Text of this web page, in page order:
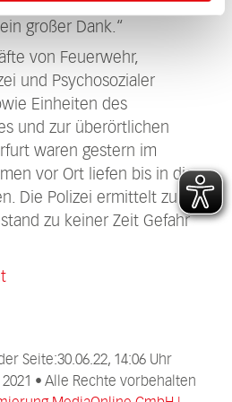
hauptamtlichen
großer Dank.“
von Feuerwehr,
und Psychosozialer
Einheiten des
und zur überörtlichen
waren gestern im
vor Ort liefen bis in die
Die Polizei ermittelt zum
zu keiner Zeit Gefahr
Seite:30.06.22, 14:06 Uhr
• Alle Rechte vorbehalten